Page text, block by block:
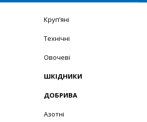
Круп’яні
Технічні
Овочеві
ШКІДНИКИ
ДОБРИВА
Азотні